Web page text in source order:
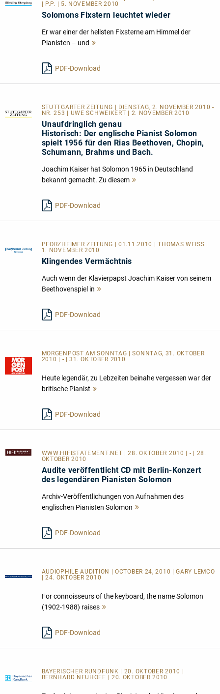
| P.P. | 5. NOVEMBER 2010
Solomons Fixstern leuchtet wieder
Er war einer der hellsten Fixsterne am Himmel der
Pianisten – und
PDF-Download
STUTTGARTER ZEITUNG | DIENSTAG, 2. NOVEMBER 2010 -
NR. 253 | UWE SCHWEIKERT | 2. NOVEMBER 2010
Unaufdringlich genau
Historisch: Der englische Pianist Solomon
spielt 1956 für den Rias Beethoven, Chopin,
Schumann, Brahms und Bach.
Joachim Kaiser hat Solomon 1965 in Deutschland
bekannt gemacht. Zu diesem
PDF-Download
PFORZHEIMER ZEITUNG | 01.11.2010 | THOMAS WEISS |
1. NOVEMBER 2010
Klingendes Vermächtnis
Auch wenn der Klavierpapst Joachim Kaiser von seinem
Beethovenspiel in
PDF-Download
MORGENPOST AM SONNTAG | SONNTAG, 31. OKTOBER
2010 | - | 31. OKTOBER 2010
Heute legendär, zu Lebzeiten beinahe vergessen war der
britische Pianist
PDF-Download
WWW.HIFISTATEMENT.NET | 28. OKTOBER 2010 | - | 28.
OKTOBER 2010
Audite veröffentlicht CD mit Berlin-Konzert
des legendären Pianisten Solomon
Archiv-Veröffentlichungen von Aufnahmen des
englischen Pianisten Solomon
PDF-Download
AUDIOPHILE AUDITION | OCTOBER 24, 2010 | GARY LEMCO
| 24. OKTOBER 2010
For connoisseurs of the keyboard, the name Solomon
(1902-1988) raises
PDF-Download
BAYERISCHER RUNDFUNK | 20. OKTOBER 2010 |
BERNHARD NEUHOFF | 20. OKTOBER 2010